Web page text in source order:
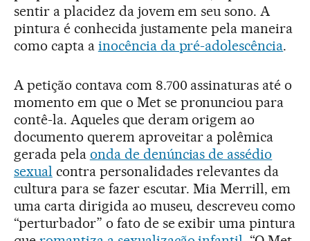
sentir a placidez da jovem em seu sono. A
pintura é conhecida justamente pela maneira
como capta a inocência da pré-adolescência.
A petição contava com 8.700 assinaturas até o
momento em que o Met se pronunciou para
contê-la. Aqueles que deram origem ao
documento querem aproveitar a polêmica
gerada pela onda de denúncias de assédio
sexual contra personalidades relevantes da
cultura para se fazer escutar. Mia Merrill, em
uma carta dirigida ao museu, descreveu como
“perturbador” o fato de se exibir uma pintura